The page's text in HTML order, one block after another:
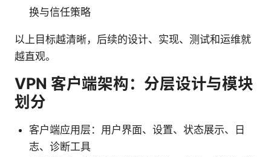
换与信任策略
以上目标越清晰，后续的设计、实现、测试和运维就
越直观。
VPN 客户端架构：分层设计与模块
划分
客户端应用层：用户界面、设置、状态展示、日
志、诊断工具